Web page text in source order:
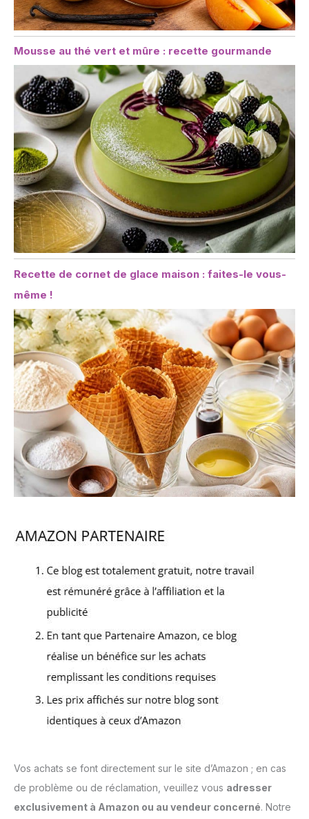
Mousse au thé vert et mûre : recette gourmande
Recette de cornet de glace maison : faites-le vous-
même !
Vos achats se font directement sur le site d’Amazon ; en cas
de problème ou de réclamation, veuillez vous adresser
exclusivement à Amazon ou au vendeur concerné. Notre